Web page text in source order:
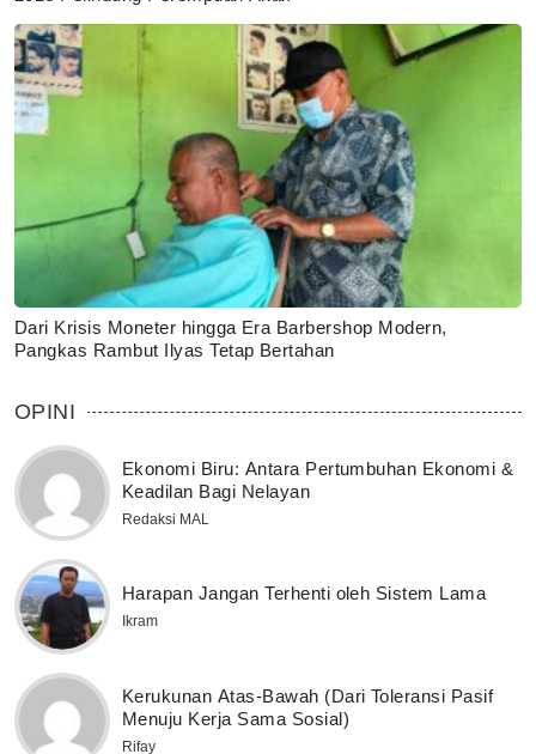
Dari Krisis Moneter hingga Era Barbershop Modern,
Pangkas Rambut Ilyas Tetap Bertahan
OPINI
Ekonomi Biru: Antara Pertumbuhan Ekonomi &
Keadilan Bagi Nelayan
Redaksi MAL
Harapan Jangan Terhenti oleh Sistem Lama
Ikram
Kerukunan Atas-Bawah (Dari Toleransi Pasif
Menuju Kerja Sama Sosial)
Rifay